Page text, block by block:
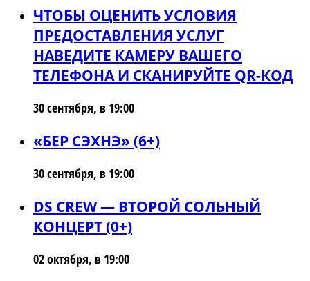
ЧТОБЫ ОЦЕНИТЬ УСЛОВИЯ
ПРЕДОСТАВЛЕНИЯ УСЛУГ
НАВЕДИТЕ КАМЕРУ ВАШЕГО
ТЕЛЕФОНА И СКАНИРУЙТЕ QR-КОД
30 сентября, в 19:00
«БЕР СЭХНЭ» (6+)
30 сентября, в 19:00
DS CREW — ВТОРОЙ СОЛЬНЫЙ
КОНЦЕРТ (0+)
02 октября, в 19:00